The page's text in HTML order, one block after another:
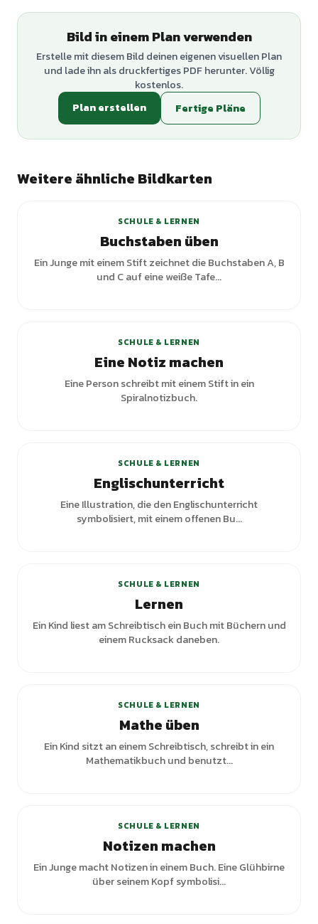
Bild in einem Plan verwenden
Erstelle mit diesem Bild deinen eigenen visuellen Plan
und lade ihn als druckfertiges PDF herunter. Völlig
kostenlos.
Plan erstellen
Fertige Pläne
Weitere ähnliche Bildkarten
SCHULE & LERNEN
Buchstaben üben
Ein Junge mit einem Stift zeichnet die Buchstaben A, B
und C auf eine weiße Tafe...
SCHULE & LERNEN
Eine Notiz machen
Eine Person schreibt mit einem Stift in ein
Spiralnotizbuch.
SCHULE & LERNEN
Englischunterricht
Eine Illustration, die den Englischunterricht
symbolisiert, mit einem offenen Bu...
SCHULE & LERNEN
Lernen
Ein Kind liest am Schreibtisch ein Buch mit Büchern und
einem Rucksack daneben.
SCHULE & LERNEN
Mathe üben
Ein Kind sitzt an einem Schreibtisch, schreibt in ein
Mathematikbuch und benutzt...
SCHULE & LERNEN
Notizen machen
Ein Junge macht Notizen in einem Buch. Eine Glühbirne
über seinem Kopf symbolisi...